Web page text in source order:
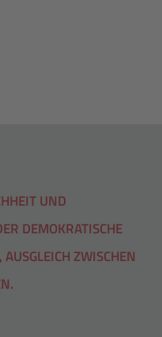
UND
DEMOKRATISCHE
ZWISCHEN